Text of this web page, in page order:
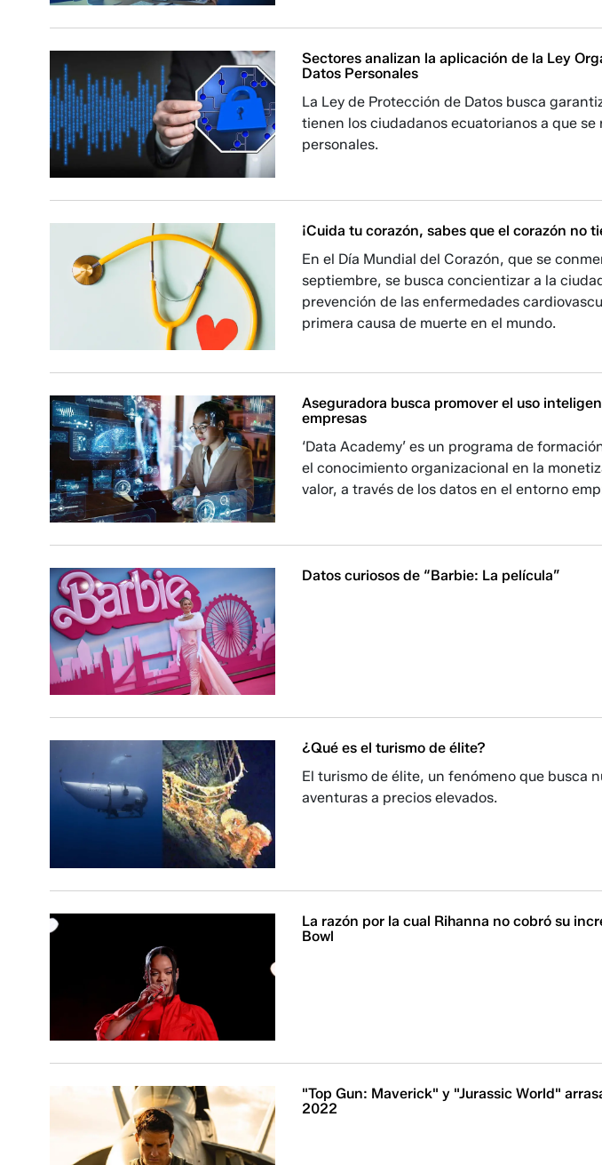
Sectores analizan la aplicación de la Ley
Datos Personales
La Ley de Protección de Datos busca
tienen los ciudadanos ecuatorianos a que se
personales.
¡Cuida tu corazón, sabes que el corazón no
En el Día Mundial del Corazón, que se
septiembre, se busca concientizar a la
prevención de las enfermedades
primera causa de muerte en el mundo.
Aseguradora busca promover el uso
empresas
‘Data Academy’ es un programa de
el conocimiento organizacional en la
valor, a través de los datos en el entorno
Datos curiosos de “Barbie: La película”
¿Qué es el turismo de élite?
El turismo de élite, un fenómeno que busca
aventuras a precios elevados.
La razón por la cual Rihanna no cobró su
Bowl
"Top Gun: Maverick" y "Jurassic World"
2022